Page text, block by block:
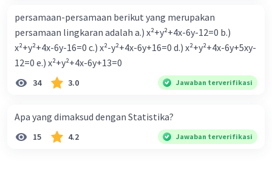
persamaan-persamaan berikut yang merupakan
persamaan lingkaran adalah a.) x²+y²+4x-6y-12=0 b.)
x²+y²+4x-6y-16=0 c.) x²-y²+4x-6y+16=0 d.) x²+y²+4x-6y+5xy-
12=0 e.) x²+y²+4x-6y+13=0
34 3.0 Jawaban terverifikasi
Apa yang dimaksud dengan Statistika?
15 4.2 Jawaban terverifikasi